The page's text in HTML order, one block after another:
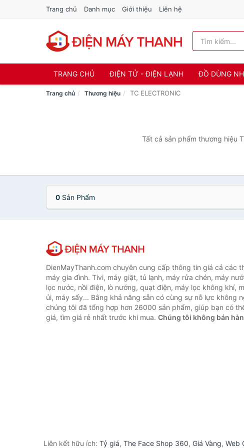
Trang chủ Danh mục Giới thiệu Liên hệ
TRANG CHỦ ĐIỆN TỬ - ĐIỆN LẠNH ĐỒ DÙNG
Trang chủ Thương hiệu TC ELECTRONIC
Tất cả sản phẩm thương hiệu
0 Sản Phẩm
DienMayThanh.com chuyên cung cấp thông tin giá cả các
máy gia đình. Tivi, máy giặt, tủ lạnh, máy rửa chén, máy
lọc nước, nồi điện, lò nướng, quạt điện, máy lọc không khí,
ủi, máy sấy... Bằng khả năng sẵn có cùng sự nỗ lực không
chúng tôi đã tổng hợp hơn 26000 sản phẩm, giúp bạn có
giá, tìm giá rẻ nhất trước khi mua. Chúng tôi không bán
Liên kết hữu ích: Tỷ giá, The Face Shop 360, Giá Vàng, Web